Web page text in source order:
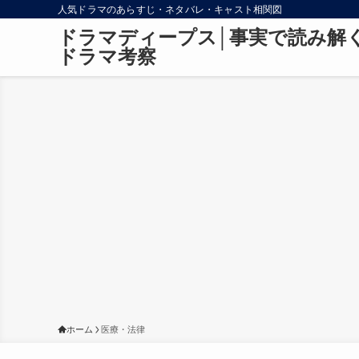
人気ドラマのあらすじ・ネタバレ・キャスト相関図
ドラマディープス│事実で読み解
ドラマ考察
ホーム 医療・法律